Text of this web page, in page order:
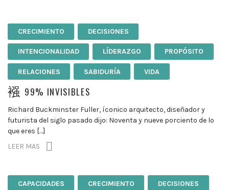
CRECIMIENTO DECISIONES
INTENCIONALIDAD LÍDERAZGO PROPÓSITO
RELACIONES SABIDURÍA VIDA
99% INVISIBLES
Richard Buckminster Fuller, íconico arquitecto, diseñador y
futurista del siglo pasado dijo: Noventa y nueve porciento de lo
que eres […]
LEER MAS
CAPACIDADES CRECIMIENTO DECISIONES